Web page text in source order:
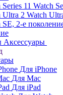
Watch
Watch
Аксессуары
Для iPhone
Для Mac
Для iPad